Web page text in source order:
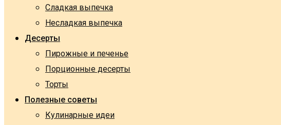
Сладкая выпечка
Несладкая выпечка
Десерты
Пирожные и печенье
Порционные десерты
Торты
Полезные советы
Кулинарные идеи